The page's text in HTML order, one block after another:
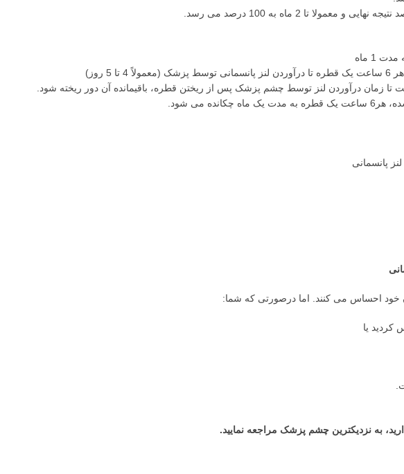
خود احساس می کنند. اما درصورتی که شما:
به نزدیکترین چشم پزشک مراجعه نمایید.